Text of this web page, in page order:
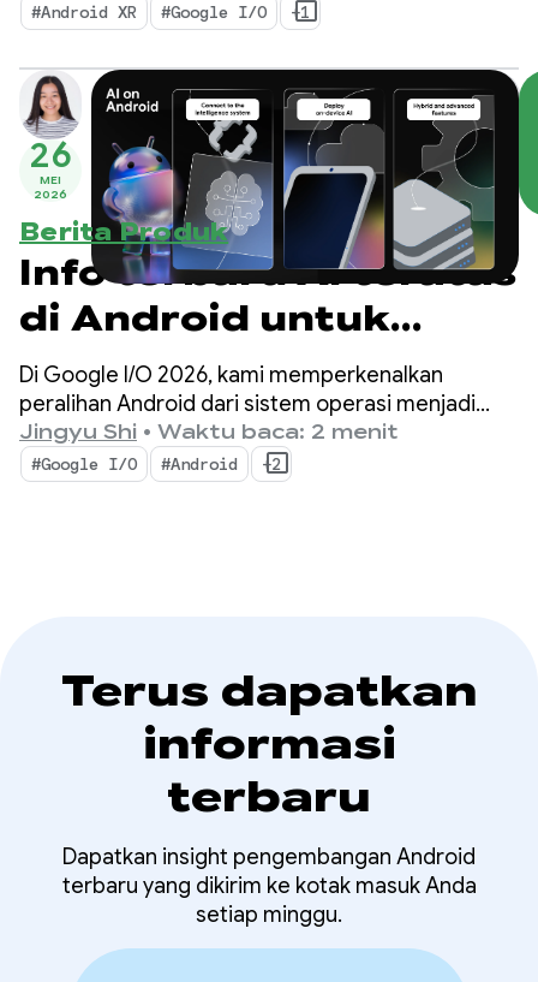
meningkatkan produktivitas Anda dan
mengaktifkan kemampuan XR baru: Hub Engine
Android XR dan Framework Interaksi Android XR.
#Android XR #Google I/O +1
26
MEI
2026
Berita Produk
Info terbaru AI teratas
di Android untuk
membangun
pengalaman cerdas
dari Google I/O ‘26
Di Google I/O 2026, kami memperkenalkan
peralihan Android dari sistem operasi menjadi
sistem kecerdasan. Kami juga
mendemonstrasikan cara membangun
pengalaman cerdas secara native dengan sistem
Jingyu Shi • Waktu baca: 2 menit
#Google I/O #Android +2
Terus dapatkan
informasi
terbaru
Dapatkan insight pengembangan Android
terbaru yang dikirim ke kotak masuk Anda
setiap minggu.